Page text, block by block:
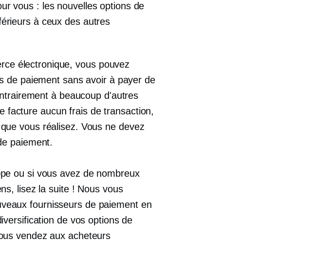
vous : les nouvelles options de
à ceux des autres
électronique, vous pouvez
de paiement sans avoir à payer de
à beaucoup d'autres
facture aucun frais de transaction,
vous réalisez. Vous ne devez
paiement.
ou si vous avez de nombreux
lisez la suite ! Nous vous
fournisseurs de paiement en
de vos options de
vendez aux acheteurs